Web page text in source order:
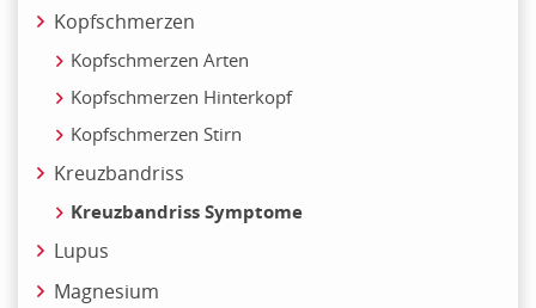
Kopfschmerzen
Kopfschmerzen Arten
Kopfschmerzen Hinterkopf
Kopfschmerzen Stirn
Kreuzbandriss
Kreuzbandriss Symptome
Lupus
Magnesium